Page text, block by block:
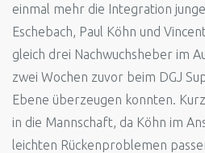
einmal mehr die Integration
Eschebach, Paul Köhn und
gleich drei Nachwuchsheber im
zwei Wochen zuvor beim DGJ
Ebene überzeugen konnten.
in die Mannschaft, da Köhn im
leichten Rückenproblemen